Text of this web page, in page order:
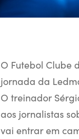
O Futebol Clube
jornada da
O treinador
aos jornalistas
vai entrar em